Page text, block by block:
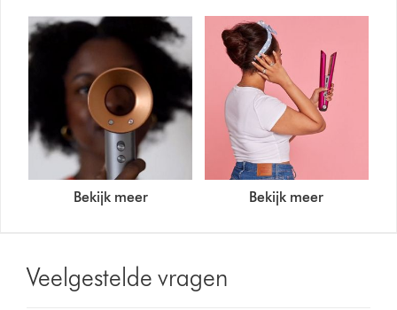
Bekijk meer Bekijk meer
Veelgestelde vragen